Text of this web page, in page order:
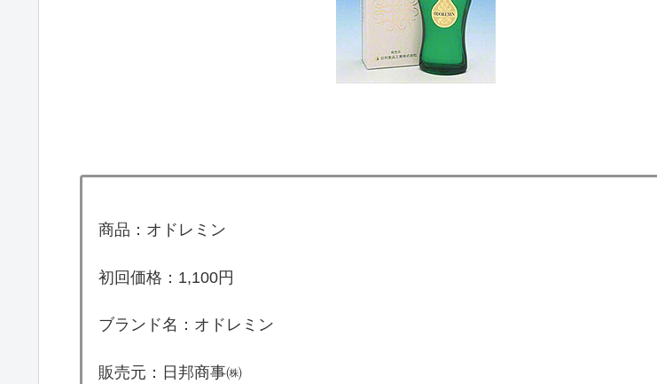
商品：オドレミン
初回価格：1,100円
ブランド名：オドレミン
販売元：日邦商事㈱